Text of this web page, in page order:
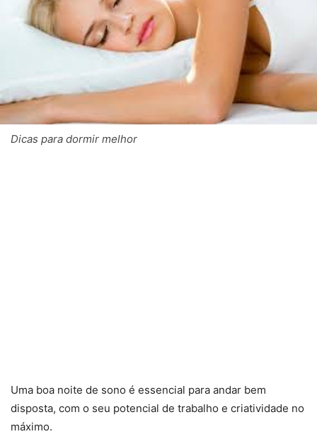
Dicas para dormir melhor
Uma boa noite de sono é essencial para andar bem
disposta, com o seu potencial de trabalho e criatividade no
máximo.